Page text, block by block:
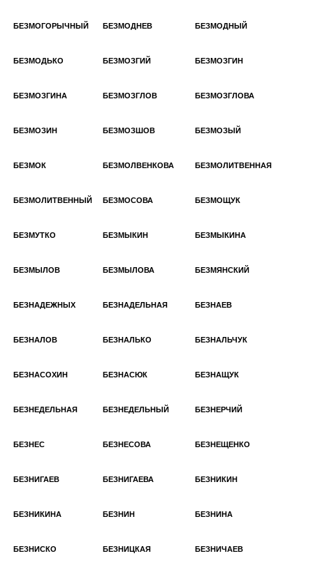
БЕЗМОГОРЫЧНЫЙ БЕЗМОДНЕВ БЕЗМОДНЫЙ
БЕЗМОДЬКО БЕЗМОЗГИЙ БЕЗМОЗГИН
БЕЗМОЗГИНА БЕЗМОЗГЛОВ БЕЗМОЗГЛОВА
БЕЗМОЗИН БЕЗМОЗШОВ БЕЗМОЗЫЙ
БЕЗМОК БЕЗМОЛВЕНКОВА БЕЗМОЛИТВЕННАЯ
БЕЗМОЛИТВЕННЫЙ БЕЗМОСОВА БЕЗМОЩУК
БЕЗМУТКО БЕЗМЫКИН БЕЗМЫКИНА
БЕЗМЫЛОВ БЕЗМЫЛОВА БЕЗМЯНСКИЙ
БЕЗНАДЕЖНЫХ БЕЗНАДЕЛЬНАЯ БЕЗНАЕВ
БЕЗНАЛОВ БЕЗНАЛЬКО БЕЗНАЛЬЧУК
БЕЗНАСОХИН БЕЗНАСЮК БЕЗНАЩУК
БЕЗНЕДЕЛЬНАЯ БЕЗНЕДЕЛЬНЫЙ БЕЗНЕРЧИЙ
БЕЗНЕС БЕЗНЕСОВА БЕЗНЕЩЕНКО
БЕЗНИГАЕВ БЕЗНИГАЕВА БЕЗНИКИН
БЕЗНИКИНА БЕЗНИН БЕЗНИНА
БЕЗНИСКО БЕЗНИЦКАЯ БЕЗНИЧАЕВ